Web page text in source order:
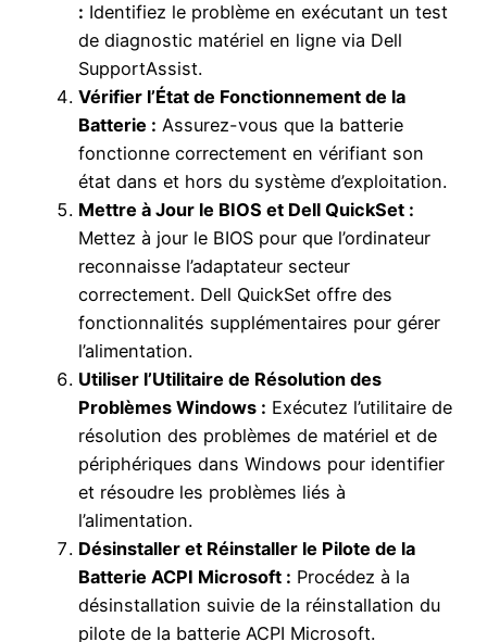
: Identifiez le problème en exécutant un test
de diagnostic matériel en ligne via Dell
SupportAssist.
Vérifier l’État de Fonctionnement de la
Batterie : Assurez-vous que la batterie
fonctionne correctement en vérifiant son
état dans et hors du système d’exploitation.
Mettre à Jour le BIOS et Dell QuickSet :
Mettez à jour le BIOS pour que l’ordinateur
reconnaisse l’adaptateur secteur
correctement. Dell QuickSet offre des
fonctionnalités supplémentaires pour gérer
l’alimentation.
Utiliser l’Utilitaire de Résolution des
Problèmes Windows : Exécutez l’utilitaire de
résolution des problèmes de matériel et de
périphériques dans Windows pour identifier
et résoudre les problèmes liés à
l’alimentation.
Désinstaller et Réinstaller le Pilote de la
Batterie ACPI Microsoft : Procédez à la
désinstallation suivie de la réinstallation du
pilote de la batterie ACPI Microsoft.